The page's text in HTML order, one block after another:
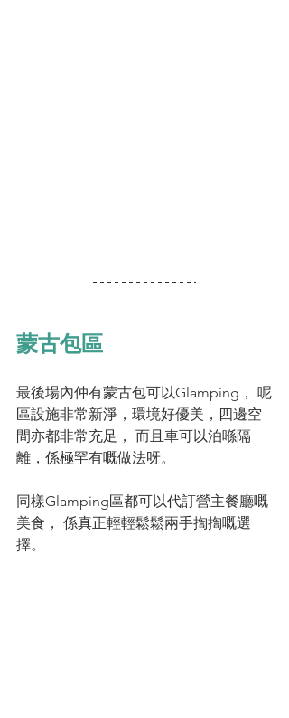
蒙古包區
最後場內仲有蒙古包可以Glamping， 呢
區設施非常新淨，環境好優美，四邊空
間亦都非常充足， 而且車可以泊喺隔
離，係極罕有嘅做法呀。
同樣Glamping區都可以代訂營主餐廳嘅
美食， 係真正輕輕鬆鬆兩手揈揈嘅選
擇。